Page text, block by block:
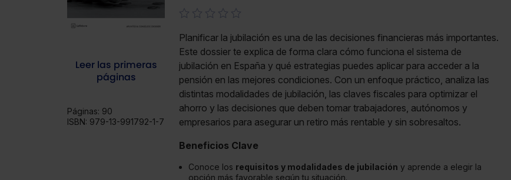
Leer las primeras
páginas
Páginas: 90
ISBN: 979-13-991792-1-7
Planificar la jubilación es una de las decisiones financieras más importantes.
Este dossier te explica de forma clara cómo funciona el sistema de
jubilación en España y qué estrategias puedes aplicar para acceder a la
pensión en las mejores condiciones. Con un enfoque práctico, analiza las
distintas modalidades de jubilación, las claves fiscales para optimizar el
ahorro y las decisiones que deben tomar trabajadores, autónomos y
empresarios para asegurar un retiro más rentable y sin sobresaltos.
Beneficios Clave
Conoce los requisitos y modalidades de jubilación y aprende a elegir la
opción más favorable según tu situación.